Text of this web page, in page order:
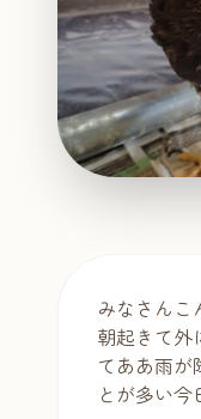
みなさん
朝起きて外
てああ雨が
とが多い今